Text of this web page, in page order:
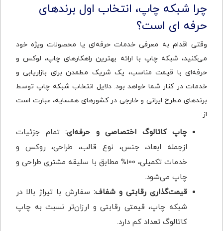
چرا شبکه چاپ، انتخاب اول برندهای
حرفه ای است؟
وقتی اقدام به معرفی خدمات حرفه‌ای یا محصولات ویژه خود
می‌کنید، شبکه چاپ با ارائه بهترین راهکارهای چاپ، لوکس و
حرفه‌ای با قیمت مناسب، یک شریک مطمدن برای بازاریابی و
خدمات در کنار شما خواهد بود. دلایل انتخاب شبکه چاپ توسط
برندهای مطرح ایرانی و خارجی در کشورهای همسایه، عبارت است
از:
چاپ کاتالوگ اختصاصی و حرفه‌ای: تمام جزئیات
ازجمله ابعاد، جنس، نوع قالب، طراحی، روکس و
خدمات تکمیلی، 100% مطابق با سلیقه مشتری طراحی و
چاپ می‌شود.
قیمت‌گذاری رقابتی و شفاف: سفارش با تیراژ بالا در
شبکه چاپ، قیمتی رقابتی و ارزان‌تر نسبت به چاپ
کاتالوگ تعداد کم دارد.